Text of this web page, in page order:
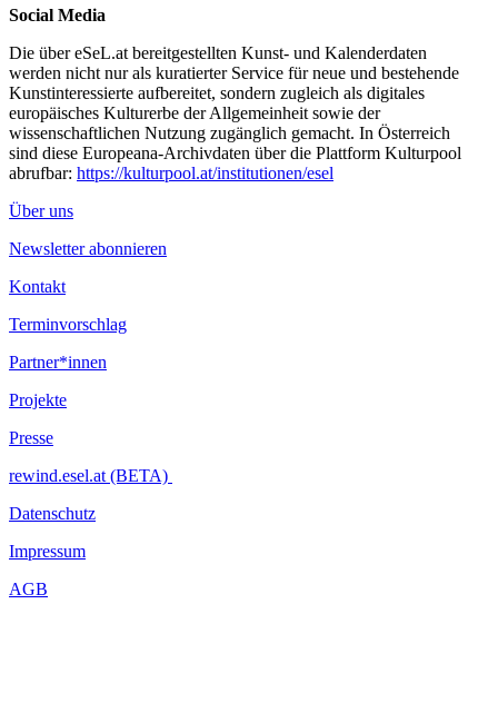
Social Media
Die über eSeL.at bereitgestellten Kunst- und Kalenderdaten
werden nicht nur als kuratierter Service für neue und bestehende
Kunstinteressierte aufbereitet, sondern zugleich als digitales
europäisches Kulturerbe der Allgemeinheit sowie der
wissenschaftlichen Nutzung zugänglich gemacht. In Österreich
sind diese Europeana-Archivdaten über die Plattform Kulturpool
abrufbar: https://kulturpool.at/institutionen/esel
Über uns
Newsletter abonnieren
Kontakt
Terminvorschlag
Partner*innen
Projekte
Presse
rewind.esel.at (BETA)
Datenschutz
Impressum
AGB